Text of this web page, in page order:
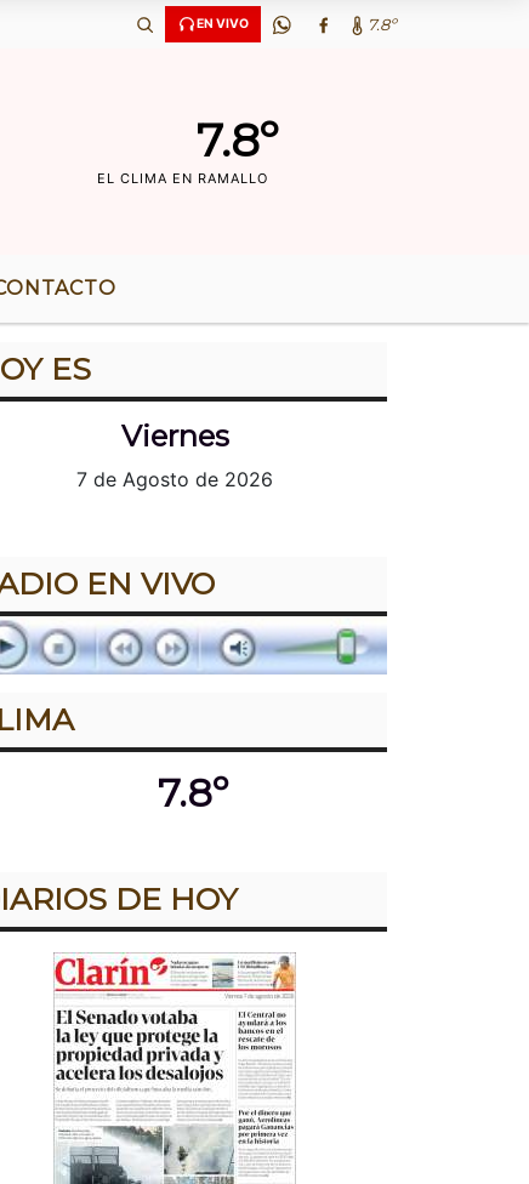
DE RADIO | EN VIVO 7.8º
7.8º
EL CLIMA EN RAMALLO
ES
Viernes
7 de Agosto de 2026
EN VIVO
7.8º
DE HOY